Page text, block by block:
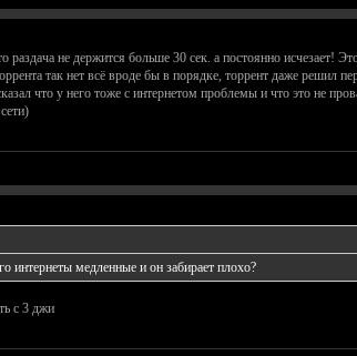
не держится больше 30 сек. а постоянно исчезает!
так нет всё вроде бы в порядке, торрент даже решил
что у него тоже с интернетом проблемы и что это не
интернеты медленные и он забирает плохо?
с 3 джи